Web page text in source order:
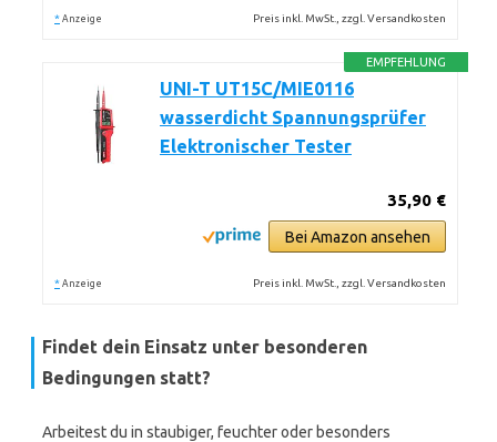
* Anzeige Preis inkl. MwSt., zzgl. Versandkosten
EMPFEHLUNG
UNI-T UT15C/MIE0116
wasserdicht Spannungsprüfer
Elektronischer Tester
35,90 €
Bei Amazon ansehen
* Anzeige Preis inkl. MwSt., zzgl. Versandkosten
Findet dein Einsatz unter besonderen
Bedingungen statt?
Arbeitest du in staubiger, feuchter oder besonders